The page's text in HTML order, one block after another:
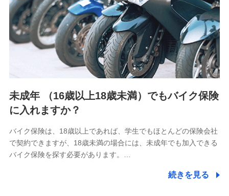
被紹介者への連絡、及び当社と取引のあるもしくは委託を受
けている保険会社・提携会社の保険その他に関する情報を提
供し、金融商品等の契約を勧奨するため
アンケートやキャンペーン等の実施のため
上記に係る連絡・手続き・管理等付帯業務を行うため
5.通話録音にて取得する情報
電話対応の品質向上およびお問合せ内容の正確な把握のため
6.採用応募者の個人情報
採用選考および入社手続を実施するため
7.社員（従業者）の個人情報
退職関連処理等の各種手続きのため、当社と従業員または従
未成年 （16歳以上18歳未満）でもバイク保険
に入れますか？
バイク保険は、18歳以上であれば、学生でもほとんどの保険会社
で契約できますが、18歳未満の場合には、未成年でも加入できる
バイク保険を探す必要があります。…
続きを見る